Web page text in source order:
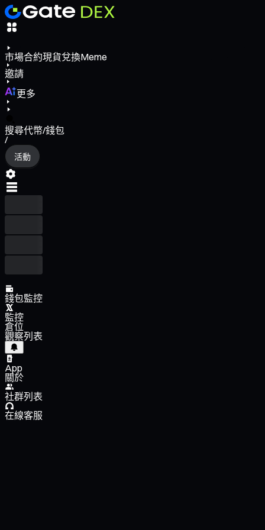
市場合約現貨兌換Meme
邀請
更多
搜尋代幣/錢包
/
活動
錢包監控
監控
倉位
觀察列表
App
關於
社群列表
在線客服